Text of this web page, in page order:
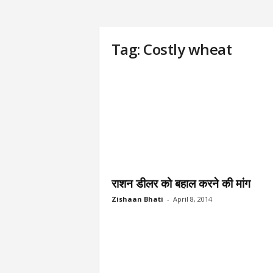
Tag: Costly wheat
राशन डीलर को बहाल करने की मांग
Zishaan Bhati - April 8, 2014